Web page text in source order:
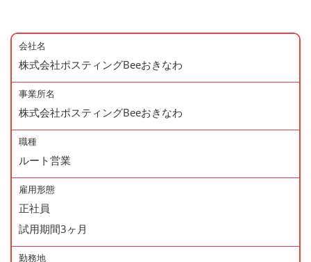
会社名
株式会社ポスティングBeeおきなわ
事業所名
株式会社ポスティングBeeおきなわ
職種
ルート営業
雇用形態
正社員
試用期間3ヶ月
勤務地